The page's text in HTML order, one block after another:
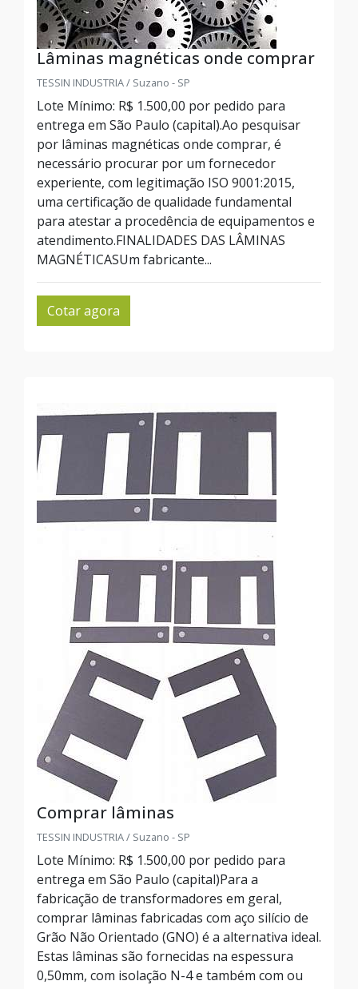
Lâminas magnéticas onde comprar
TESSIN INDUSTRIA / Suzano - SP
Lote Mínimo: R$ 1.500,00 por pedido para
entrega em São Paulo (capital).Ao pesquisar
por lâminas magnéticas onde comprar, é
necessário procurar por um fornecedor
experiente, com legitimação ISO 9001:2015,
uma certificação de qualidade fundamental
para atestar a procedência de equipamentos e
atendimento.FINALIDADES DAS LÂMINAS
MAGNÉTICASUm fabricante...
Cotar agora
Comprar lâminas
TESSIN INDUSTRIA / Suzano - SP
Lote Mínimo: R$ 1.500,00 por pedido para
entrega em São Paulo (capital)Para a
fabricação de transformadores em geral,
comprar lâminas fabricadas com aço silício de
Grão Não Orientado (GNO) é a alternativa ideal.
Estas lâminas são fornecidas na espessura
0,50mm, com isolação N-4 e também com ou